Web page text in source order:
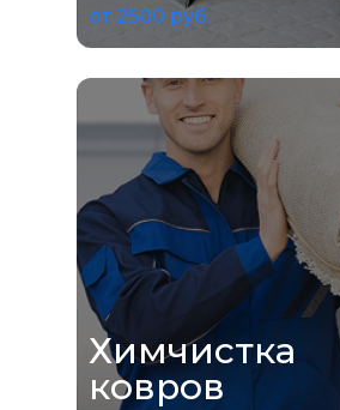
от 2500 руб.
Химчистка
ковров